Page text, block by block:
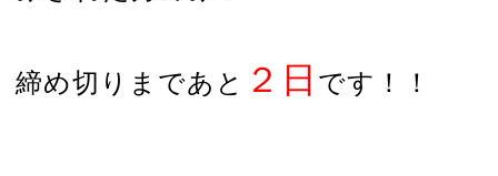
締め切りまであと ２日 です！！